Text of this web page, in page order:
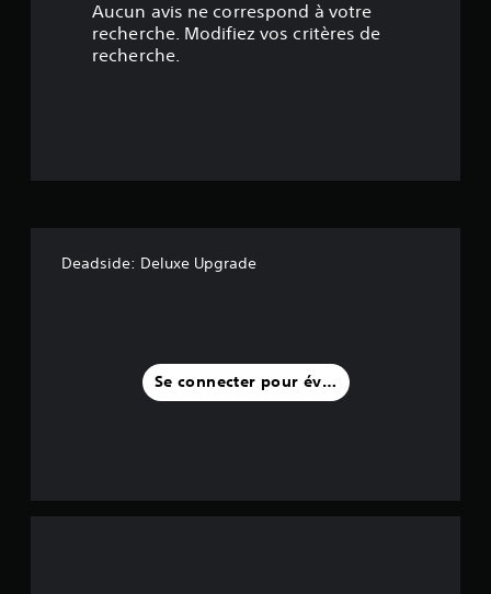
e
n
Aucun avis ne correspond à votre
recherche. Modifiez vos critères de
recherche.
Deadside: Deluxe Upgrade
Se connecter pour évaluer